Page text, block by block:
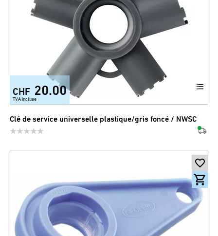
CHF 20.00
TVA incluse
Clé de service universelle plastique/gris foncé / NWSC